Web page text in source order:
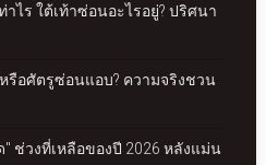
าไร ใต้เท้าซ่อนอะไรอยู่? ปริศนา
รือศัตรูซ่อนแอบ? ความจริงชวน
ช่วงที่เหลือของปี 2026 หลังแม่น